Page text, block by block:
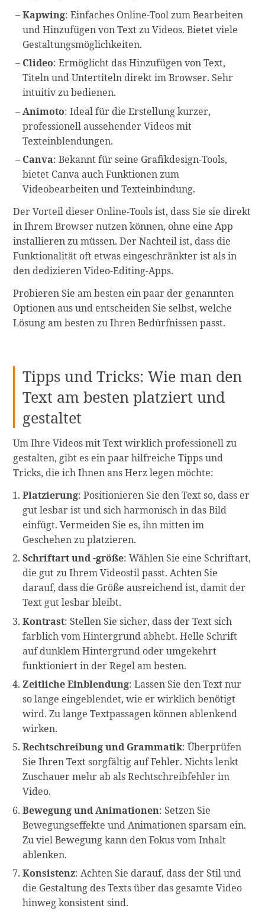
Kapwing: Einfaches Online-Tool zum Bearbeiten
und Hinzufügen von Text zu Videos. Bietet viele
Gestaltungsmöglichkeiten.
Clideo: Ermöglicht das Hinzufügen von Text,
Titeln und Untertiteln direkt im Browser. Sehr
intuitiv zu bedienen.
Animoto: Ideal für die Erstellung kurzer,
professionell aussehender Videos mit
Texteinblendungen.
Canva: Bekannt für seine Grafikdesign-Tools,
bietet Canva auch Funktionen zum
Videobearbeiten und Texteinbindung.
Der Vorteil dieser Online-Tools ist, dass Sie sie direkt
in Ihrem Browser nutzen können, ohne eine App
installieren zu müssen. Der Nachteil ist, dass die
Funktionalität oft etwas eingeschränkter ist als in
den dedizieren Video-Editing-Apps.
Probieren Sie am besten ein paar der genannten
Optionen aus und entscheiden Sie selbst, welche
Lösung am besten zu Ihren Bedürfnissen passt.
Tipps und Tricks: Wie man den
Text am besten platziert und
gestaltet
Um Ihre Videos mit Text wirklich professionell zu
gestalten, gibt es ein paar hilfreiche Tipps und
Tricks, die ich Ihnen ans Herz legen möchte:
Platzierung: Positionieren Sie den Text so, dass er
gut lesbar ist und sich harmonisch in das Bild
einfügt. Vermeiden Sie es, ihn mitten im
Geschehen zu platzieren.
Schriftart und -größe: Wählen Sie eine Schriftart,
die gut zu Ihrem Videostil passt. Achten Sie
darauf, dass die Größe ausreichend ist, damit der
Text gut lesbar bleibt.
Kontrast: Stellen Sie sicher, dass der Text sich
farblich vom Hintergrund abhebt. Helle Schrift
auf dunklem Hintergrund oder umgekehrt
funktioniert in der Regel am besten.
Zeitliche Einblendung: Lassen Sie den Text nur
so lange eingeblendet, wie er wirklich benötigt
wird. Zu lange Textpassagen können ablenkend
wirken.
Rechtschreibung und Grammatik: Überprüfen
Sie Ihren Text sorgfältig auf Fehler. Nichts lenkt
Zuschauer mehr ab als Rechtschreibfehler im
Video.
Bewegung und Animationen: Setzen Sie
Bewegungseffekte und Animationen sparsam ein.
Zu viel Bewegung kann den Fokus vom Inhalt
ablenken.
Konsistenz: Achten Sie darauf, dass der Stil und
die Gestaltung des Texts über das gesamte Video
hinweg konsistent sind.